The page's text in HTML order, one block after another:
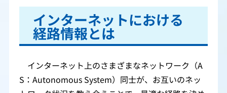
インターネットにおける
経路情報とは
インターネット上のさまざまなネットワーク（A
S：Autonomous System）同士が、お互いのネッ